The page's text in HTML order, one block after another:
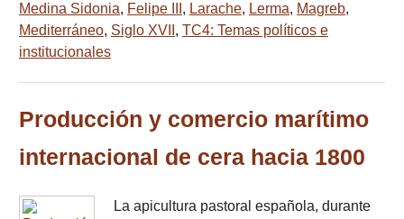
Medina Sidonia, Felipe III , Larache, Lerma, Magreb,
Mediterráneo, Siglo XVII , TC4: Temas políticos e
institucionales
Producción y comercio marítimo
internacional de cera hacia 1800
La apicultura pastoral española, durante